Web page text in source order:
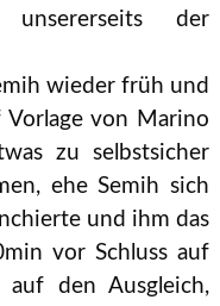
der
wieder früh und
Vorlage von Marino
zu selbstsicher
ehe Semih sich
und ihm das
vor Schluss auf
den Ausgleich,